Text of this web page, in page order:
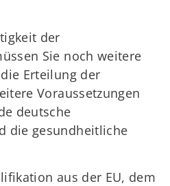
der
Sie noch weitere
Erteilung der
Voraussetzungen
deutsche
die gesundheitliche
aus der EU, dem